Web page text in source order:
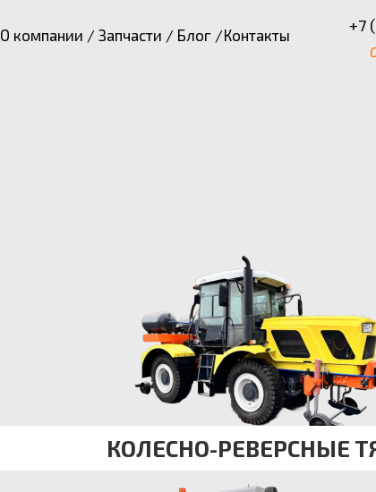
О компании / Запчасти / Блог /Контакты +7
КОЛЕСНО-РЕВЕРСНЫЕ